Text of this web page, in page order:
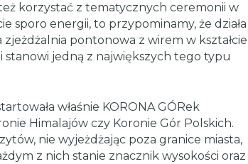
korzystać z tematycznych ceremonii w
sporo energii, to przypominamy, że działa
pontonowa z wirem w kształcie
stanowi jedną z największych tego typu
właśnie KORONA GÓRek
Himalajów czy Koronie Gór Polskich.
nie wyjeżdżając poza granice miasta,
z nich stanie znacznik wysokości oraz